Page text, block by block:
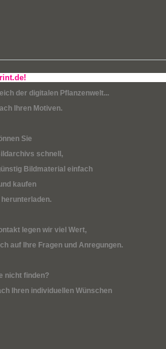
der digitalen Pflanzenwelt...
Ihren Motiven.
Sie
schnell,
Bildmaterial einfach
kaufen
legen wir viel Wert,
auf Ihre Fragen und Anregungen.
nicht finden?
Ihren individuellen Wünschen